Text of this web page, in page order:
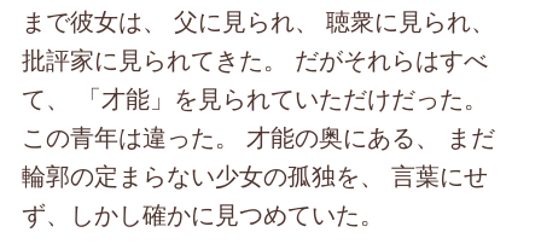
まで彼女は、 父に見られ、 聴衆に見られ、
批評家に見られてきた。 だがそれらはすべ
て、 「才能」を見られていただけだった。
この青年は違った。 才能の奥にある、 まだ
輪郭の定まらない少女の孤独を、 言葉にせ
ず、しかし確かに見つめていた。